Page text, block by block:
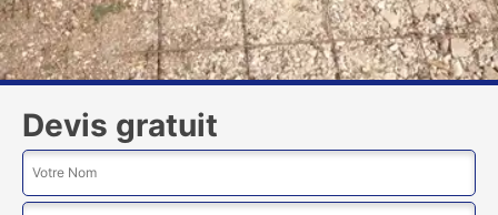
Devis gratuit